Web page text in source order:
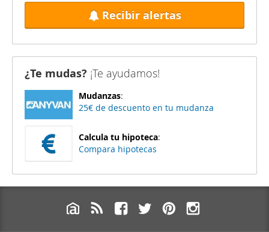
Recibir alertas
¿Te mudas? ¡Te ayudamos!
Mudanzas:
25€ de descuento en tu mudanza
Calcula tu hipoteca:
Compara hipotecas